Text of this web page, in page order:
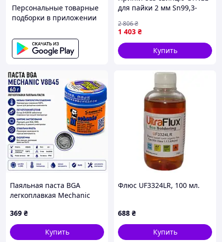
Вы всегда можете проконсультироваться и
нашим менеджерам в разделе контакты
Отправка заказов осуществляется в день
оформления и оплаты, что гарантирует
быстрое получение!
Видео, как мы упаковываем посылки
Персональные товарные
подборки в приложении
для пайки 2 мм Sn99,3-
100 г
1 403 ₴
2 806₴
Купить
Паяльная паста BGA
легкоплавкая Mechanic
369 ₴
Купить
Флюс UF3324LR, 100 мл.
688 ₴
Купить